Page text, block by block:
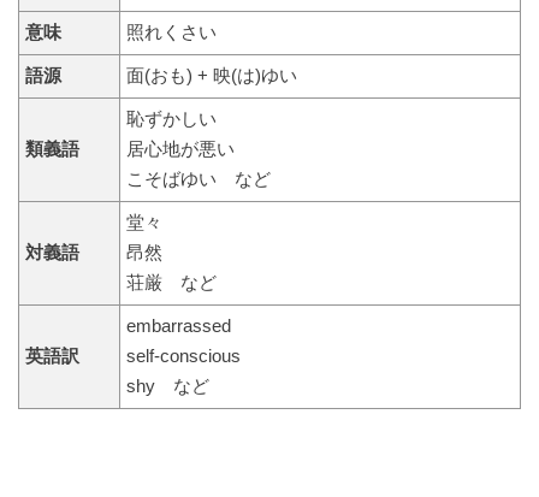
意味 照れくさい
語源 面(おも) + 映(は)ゆい
類義語
恥ずかしい
居心地が悪い
こそばゆい など
対義語
堂々
昂然
荘厳 など
英語訳
embarrassed
self-conscious
shy など